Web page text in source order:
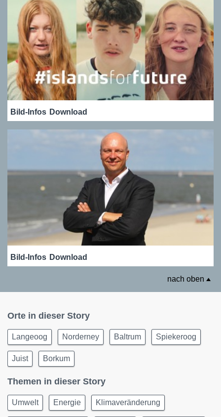
Bild-Infos Download
Bild-Infos Download
nach oben
Orte in dieser Story
Langeoog Norderney Baltrum Spiekeroog
Juist Borkum
Themen in dieser Story
Umwelt Energie Klimaveränderung